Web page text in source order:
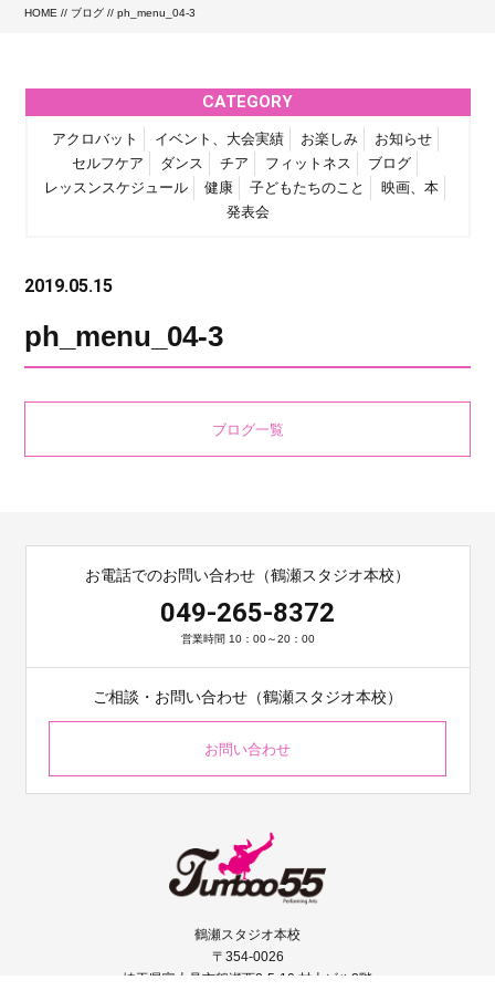
HOME // ブログ // ph_menu_04-3
CATEGORY
アクロバット イベント、大会実績 お楽しみ
お知らせ
セルフケア
ダンス チア フィットネス
ブログ
レッスンスケジュール
健康 子どもたちのこと
映画、本
発表会
2019.05.15
ph_menu_04-3
ブログ一覧
お電話でのお問い合わせ（鶴瀬スタジオ本校）
049-265-8372
営業時間 10：00～20：00
ご相談・お問い合わせ（鶴瀬スタジオ本校）
お問い合わせ
鶴瀬スタジオ本校
〒354-0026
埼玉県富士見市鶴瀬西2-5-10 村上ビル2階